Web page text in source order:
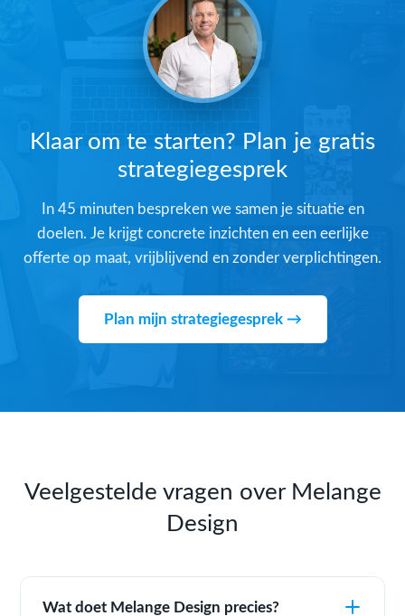
Klaar om te starten? Plan je gratis
strategiegesprek
In 45 minuten bespreken we samen je situatie en
doelen. Je krijgt concrete inzichten en een eerlijke
offerte op maat, vrijblijvend en zonder verplichtingen.
Plan mijn strategiegesprek →
Veelgestelde vragen over Melange
Design
Wat doet Melange Design precies?